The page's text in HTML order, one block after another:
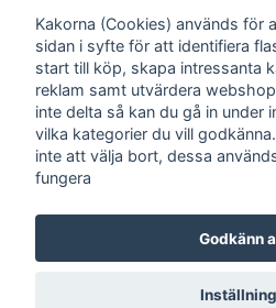
Kontakt Trygghet Cookies Support
Köpvillkor,
Kakorna (Cookies) används för
sidan i syfte för att identifiera
start till köp, skapa intressanta
reklam samt utvärdera
inte delta så kan du gå in under
vilka kategorier du vill
inte att välja bort, dessa
fungera
Godkänn